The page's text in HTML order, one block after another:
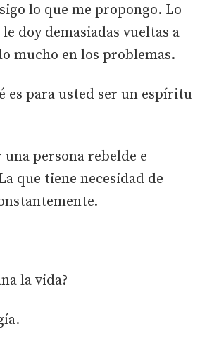
lo que me propongo. Lo
doy demasiadas vueltas a
mucho en los problemas.
es para usted ser un espíritu
una persona rebelde e
que tiene necesidad de
la vida?